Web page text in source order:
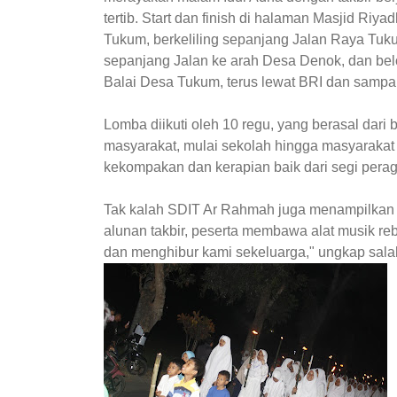
tertib. Start dan finish di halaman Masjid
Tukum, berkeliling sepanjang Jalan Raya
sepanjang Jalan ke arah Desa Denok, dan
Balai Desa Tukum, terus lewat BRI dan
Lomba diikuti oleh 10 regu, yang berasal dari
masyarakat, mulai sekolah hingga
kekompakan dan kerapian baik dari segi
Tak kalah SDIT Ar Rahmah juga
alunan takbir, peserta membawa alat musik
dan menghibur kami sekeluarga," ungkap